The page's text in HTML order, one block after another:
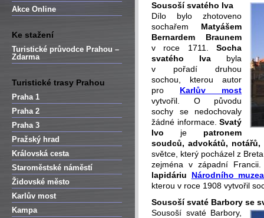
Akce Online
Ke stažení
Turistické průvodce Prahou –
Zdarma
Turistické trasy Prahou
Praha 1
Praha 2
Praha 3
Pražský hrad
Královská cesta
Staroměstské náměstí
Židovské město
Karlův most
Kampa
Sousoší svatého Iva
Dílo bylo zhotoveno
sochařem Matyášem
Bernardem Braunem
v roce 1711. Socha
svatého Iva byla
v pořadí druhou
sochou, kterou autor
pro Karlův most
vytvořil. O původu
sochy se nedochovaly
žádné informace. Svatý
Ivo je patronem
soudců, advokátů, notářů,
světce, který pocházel z
zejména v západní
lapidáriu Národního muzea
kterou v roce 1908 vytvořil
Sousoší svaté Barbory se
Sousoší svaté Barbory,